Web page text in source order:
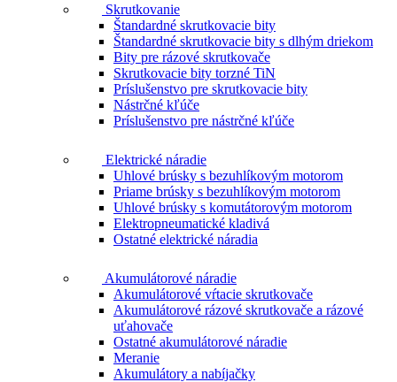
Skrutkovanie
Štandardné skrutkovacie bity
Štandardné skrutkovacie bity s dlhým driekom
Bity pre rázové skrutkovače
Skrutkovacie bity torzné TiN
Príslušenstvo pre skrutkovacie bity
Nástrčné kľúče
Príslušenstvo pre nástrčné kľúče
Elektrické náradie
Uhlové brúsky s bezuhlíkovým motorom
Priame brúsky s bezuhlíkovým motorom
Uhlové brúsky s komutátorovým motorom
Elektropneumatické kladivá
Ostatné elektrické náradia
Akumulátorové náradie
Akumulátorové vŕtacie skrutkovače
Akumulátorové rázové skrutkovače a rázové
uťahovače
Ostatné akumulátorové náradie
Meranie
Akumulátory a nabíjačky